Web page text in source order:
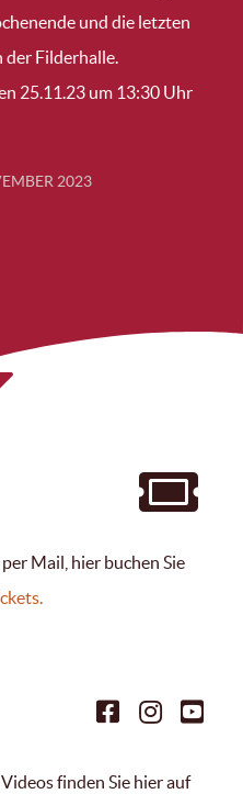
und die letzten
der Filderhalle.
25.11.23 um 13:30 Uhr
2023
Mail, hier buchen Sie
finden Sie hier auf